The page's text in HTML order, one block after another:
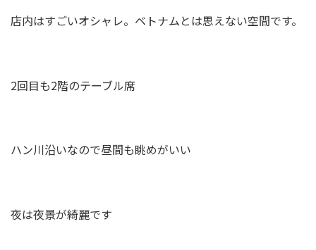
店内はすごいオシャレ。ベトナムとは思えない空間です。
2回目も2階のテーブル席
ハン川沿いなので昼間も眺めがいい
夜は夜景が綺麗です